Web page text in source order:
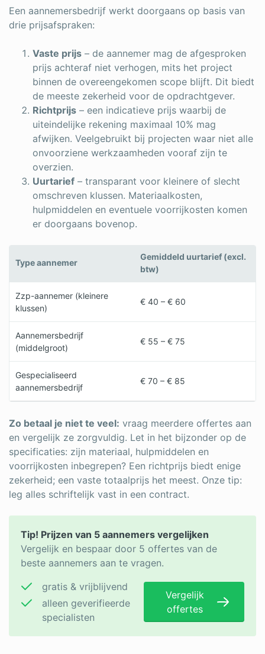
Een aannemersbedrijf werkt doorgaans op basis van
drie prijsafspraken:
Vaste prijs – de aannemer mag de afgesproken
prijs achteraf niet verhogen, mits het project
binnen de overeengekomen scope blijft. Dit biedt
de meeste zekerheid voor de opdrachtgever.
Richtprijs – een indicatieve prijs waarbij de
uiteindelijke rekening maximaal 10% mag
afwijken. Veelgebruikt bij projecten waar niet alle
onvoorziene werkzaamheden vooraf zijn te
overzien.
Uurtarief – transparant voor kleinere of slecht
omschreven klussen. Materiaalkosten,
hulpmiddelen en eventuele voorrijkosten komen
er doorgaans bovenop.
Type aannemer
Gemiddeld uurtarief (excl.
btw)
Zzp-aannemer (kleinere
klussen)
€ 40 – € 60
Aannemersbedrijf
(middelgroot)
€ 55 – € 75
Gespecialiseerd
aannemersbedrijf
€ 70 – € 85
Zo betaal je niet te veel: vraag meerdere offertes aan
en vergelijk ze zorgvuldig. Let in het bijzonder op de
specificaties: zijn materiaal, hulpmiddelen en
voorrijkosten inbegrepen? Een richtprijs biedt enige
zekerheid; een vaste totaalprijs het meest. Onze tip:
leg alles schriftelijk vast in een contract.
Tip! Prijzen van 5 aannemers vergelijken
Vergelijk en bespaar door 5 offertes van de
beste aannemers aan te vragen.
gratis & vrijblijvend
alleen geverifieerde
specialisten
Vergelijk
offertes